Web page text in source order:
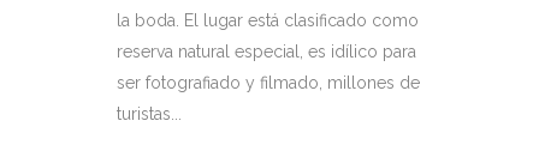
la boda. El lugar está clasificado como
reserva natural especial, es idílico para
ser fotografiado y filmado, millones de
turistas...